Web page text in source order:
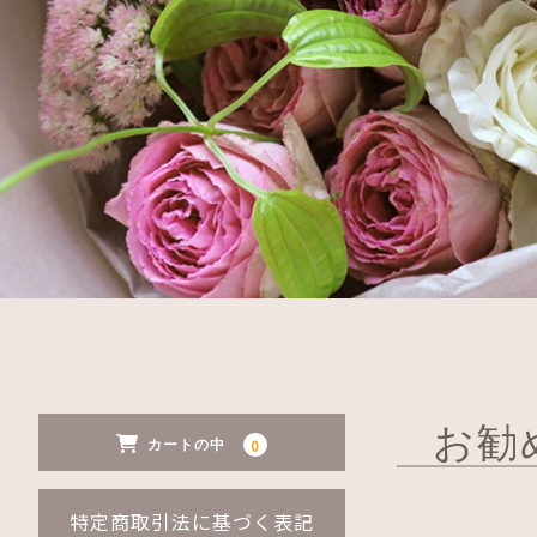
お勧
カートの中 0
特定商取引法に基づく表記